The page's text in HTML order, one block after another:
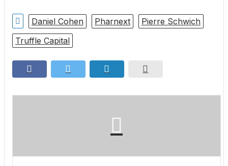
Daniel Cohen Pharnext
Pierre Schwich
Truffle Capital